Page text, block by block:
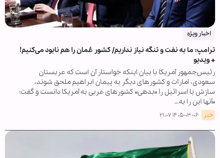
اخبار ویژه
ترامپ: ما به نفت و تنگه نیاز نداریم/ کشور عُمان را هم نابود می‌کنیم!
+ ویدیو
رئیس‌جمهور آمریکا با بیان اینکه خواستار آن است که عربستان
سعودی، امارات و کشورهای دیگر به پیمان ابراهیم ملحق شوند،
سازش با اسرائیل را «بدهی» کشورهای عربی به آمریکا دانست و گفت:
«آنها این را به…
خبر ۱۴۰۵-۰۳-۰۶ ۲۱:۰۷